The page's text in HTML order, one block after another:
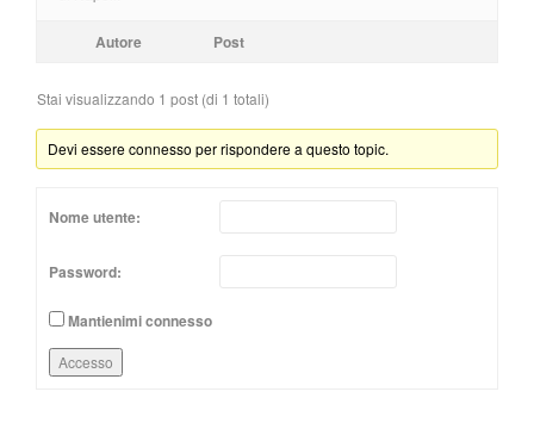
Autore Post
Stai visualizzando 1 post (di 1 totali)
Devi essere connesso per rispondere a questo topic.
Nome utente:
Password:
Mantienimi connesso
Accesso